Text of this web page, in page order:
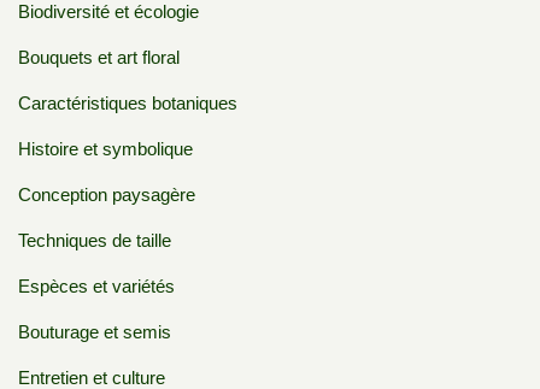
Biodiversité et écologie
Bouquets et art floral
Caractéristiques botaniques
Histoire et symbolique
Conception paysagère
Techniques de taille
Espèces et variétés
Bouturage et semis
Entretien et culture